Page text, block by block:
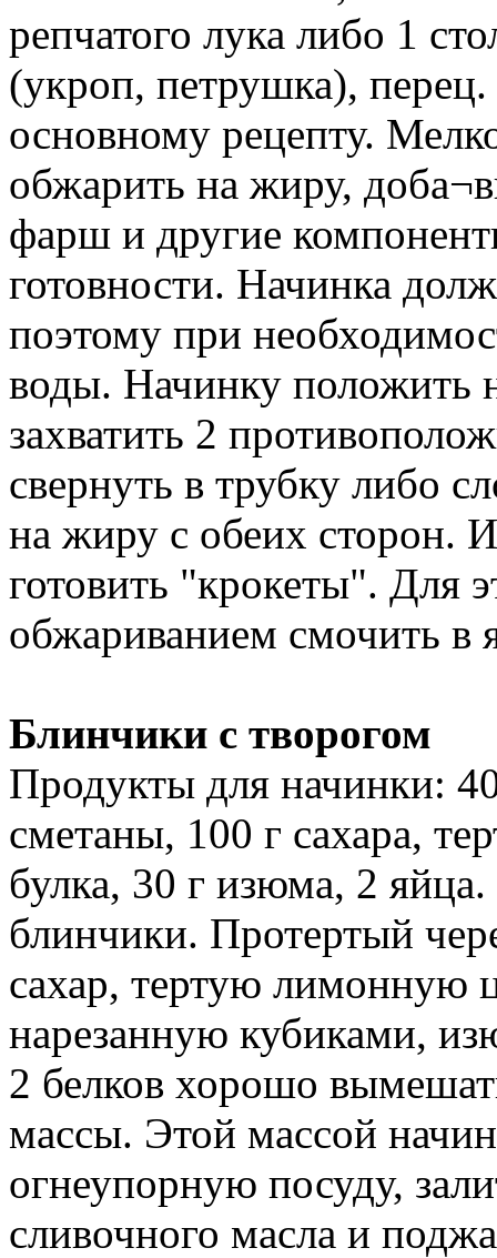
репчатого лука либо 1
(укроп, петрушка),
основному рецепту.
обжарить на жиру,
фарш и другие
готовности. Начинка
поэтому при
воды. Начинку положить
захватить 2
свернуть в трубку либо
на жиру с обеих сторон.
готовить "крокеты". Для
обжариванием смочить в
Блинчики с творогом
Продукты для начинки:
сметаны, 100 г сахара,
булка, 30 г изюма, 2
блинчики. Протертый
сахар, тертую лимонную
нарезанную кубиками,
2 белков хорошо
массы. Этой массой
огнеупорную посуду,
сливочного масла и